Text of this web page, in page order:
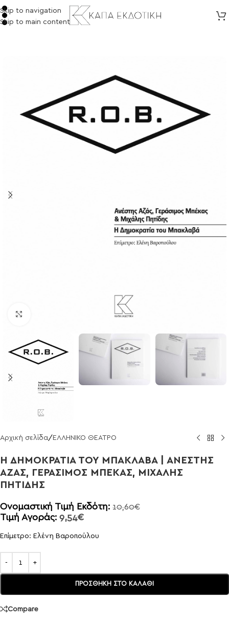
Skip to navigation
Skip to main content
Αρχική σελίδα/ ΕΛΛΗΝΙΚΟ ΘΕΑΤΡΟ
Η ΔΗΜΟΚΡΑΤΙΑ ΤΟΥ ΜΠΑΚΛΑΒΑ | ΑΝΕΣΤΗΣ
ΑΖΑΣ, ΓΕΡΑΣΙΜΟΣ ΜΠΕΚΑΣ, ΜΙΧΑΛΗΣ
ΠΗΤΙΔΗΣ
Ονομαστική Τιμή Εκδότη: 10,60€
Τιμή Αγοράς: 9,54€
Επίμετρο: Ελένη Βαροπούλου
ΠΡΟΣΘΉΚΗ ΣΤΟ ΚΑΛΆΘΙ
Compare